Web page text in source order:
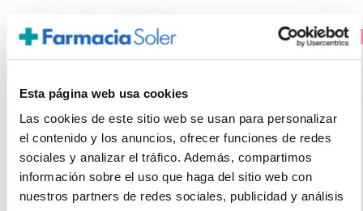
Esta página web usa cookies
Las cookies de este sitio web se usan para personalizar
el contenido y los anuncios, ofrecer funciones de redes
sociales y analizar el tráfico. Además, compartimos
información sobre el uso que haga del sitio web con
nuestros partners de redes sociales, publicidad y análisis
PRECIO ESPECIAL